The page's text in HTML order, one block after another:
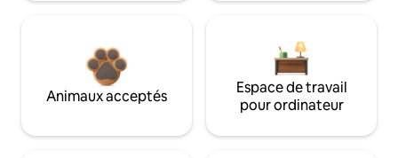
Animaux acceptés
Espace de travail
pour ordinateur